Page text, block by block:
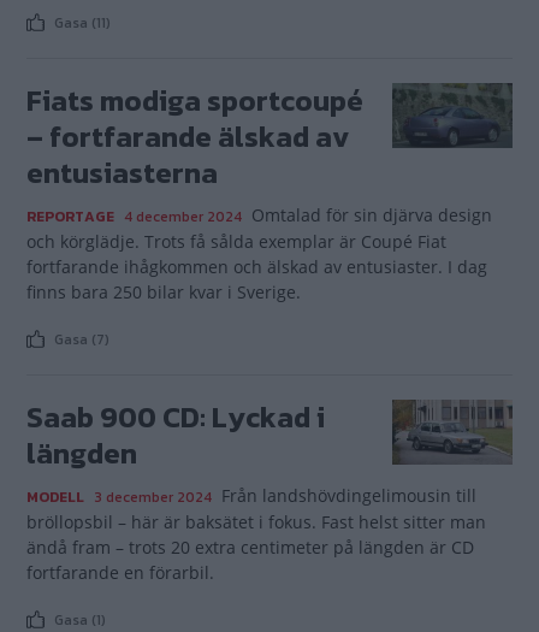
Gasa (11)
Fiats modiga sportcoupé
– fortfarande älskad av
entusiasterna
REPORTAGE 4 december 2024 Omtalad för sin djärva design
och körglädje. Trots få sålda exemplar är Coupé Fiat
fortfarande ihågkommen och älskad av entusiaster. I dag
finns bara 250 bilar kvar i Sverige.
Gasa (7)
Saab 900 CD: Lyckad i
längden
MODELL 3 december 2024 Från landshövdingelimousin till
bröllopsbil – här är baksätet i fokus. Fast helst sitter man
ändå fram – trots 20 extra centimeter på längden är CD
fortfarande en förarbil.
Gasa (1)